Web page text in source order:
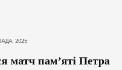
2025
матч пам’яті Петра